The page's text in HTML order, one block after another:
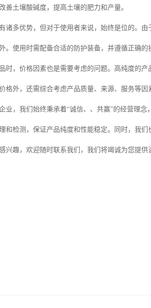
善土壤酸碱度，提高土壤的肥力和产量。
诸多优势，但对于使用者来说，始终是位的。
。使用时需配备合适的防护装备，并遵循正确的
时，价格因素也是需要考虑的问题。高纯度的
格外，还需综合考虑产品质量、来源、服务等因
业，我们始终秉承着“诚信、、共赢”的经营理
和检测，保证产品纯度和性能稳定。同时，我
兴趣，欢迎随时联系我们，我们将竭诚为您提供